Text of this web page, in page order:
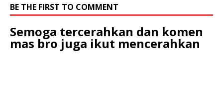
BE THE FIRST TO COMMENT
Semoga tercerahkan dan komen
mas bro juga ikut mencerahkan